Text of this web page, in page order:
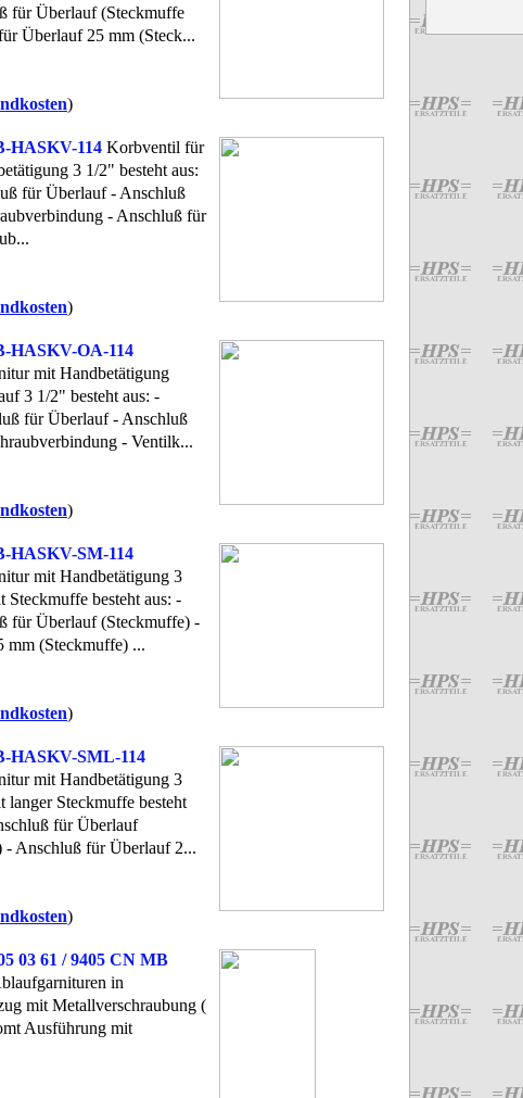
für Überlauf (Steckmuffe
Überlauf 25 mm (Steck...
)
HASKV-114 Korbventil für
3 1/2" besteht aus:
für Überlauf - Anschluß
- Anschluß für
)
HASKV-OA-114
mit Handbetätigung
3 1/2" besteht aus: -
für Überlauf - Anschluß
- Ventilk...
)
HASKV-SM-114
mit Handbetätigung 3
besteht aus: -
für Überlauf (Steckmuffe) -
mm (Steckmuffe) ...
)
HASKV-SML-114
mit Handbetätigung 3
Steckmuffe besteht
für Überlauf
- Anschluß für Überlauf 2...
)
03 61 / 9405 CN MB
in
mit Metallverschraubung (
Ausführung mit